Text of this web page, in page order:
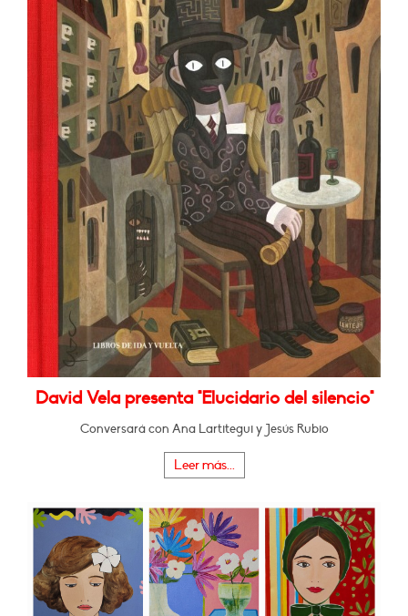
David Vela presenta "Elucidario del silencio"
Conversará con Ana Lartitegui y Jesús Rubio
Leer más...